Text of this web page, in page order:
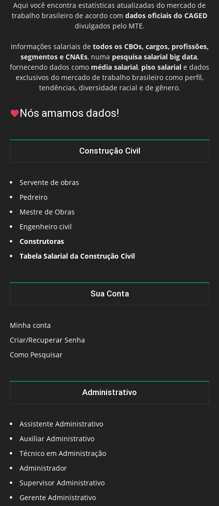
Aqui você encontra estatísticas atualizadas do mercado de
trabalho brasileiro de acordo com dados oficiais do CAGED
divulgados pelo MTE.
Informações salariais de todos os CBOs, cargos, profissões,
segmentos e CNAEs, numa pesquisa salarial big data,
fornecendo dados como média salarial, piso salarial e dados
exclusivos do mercado de trabalho brasileiro como perfil,
tendências, diversidade racial e de gênero.
Nós amamos dados!
Construção Civil
Servente de obras
Pedreiro
Mestre de Obras
Engenheiro civil
Construtoras
Tabela Salarial da Construção Civil
Sua Conta
Minha conta
Criar/Recuperar Senha
Como Pesquisar
Administrativo
Assistente Administrativo
Auxiliar Administrativo
Técnico em Administração
Administrador
Supervisor Administrativo
Gerente Administrativo